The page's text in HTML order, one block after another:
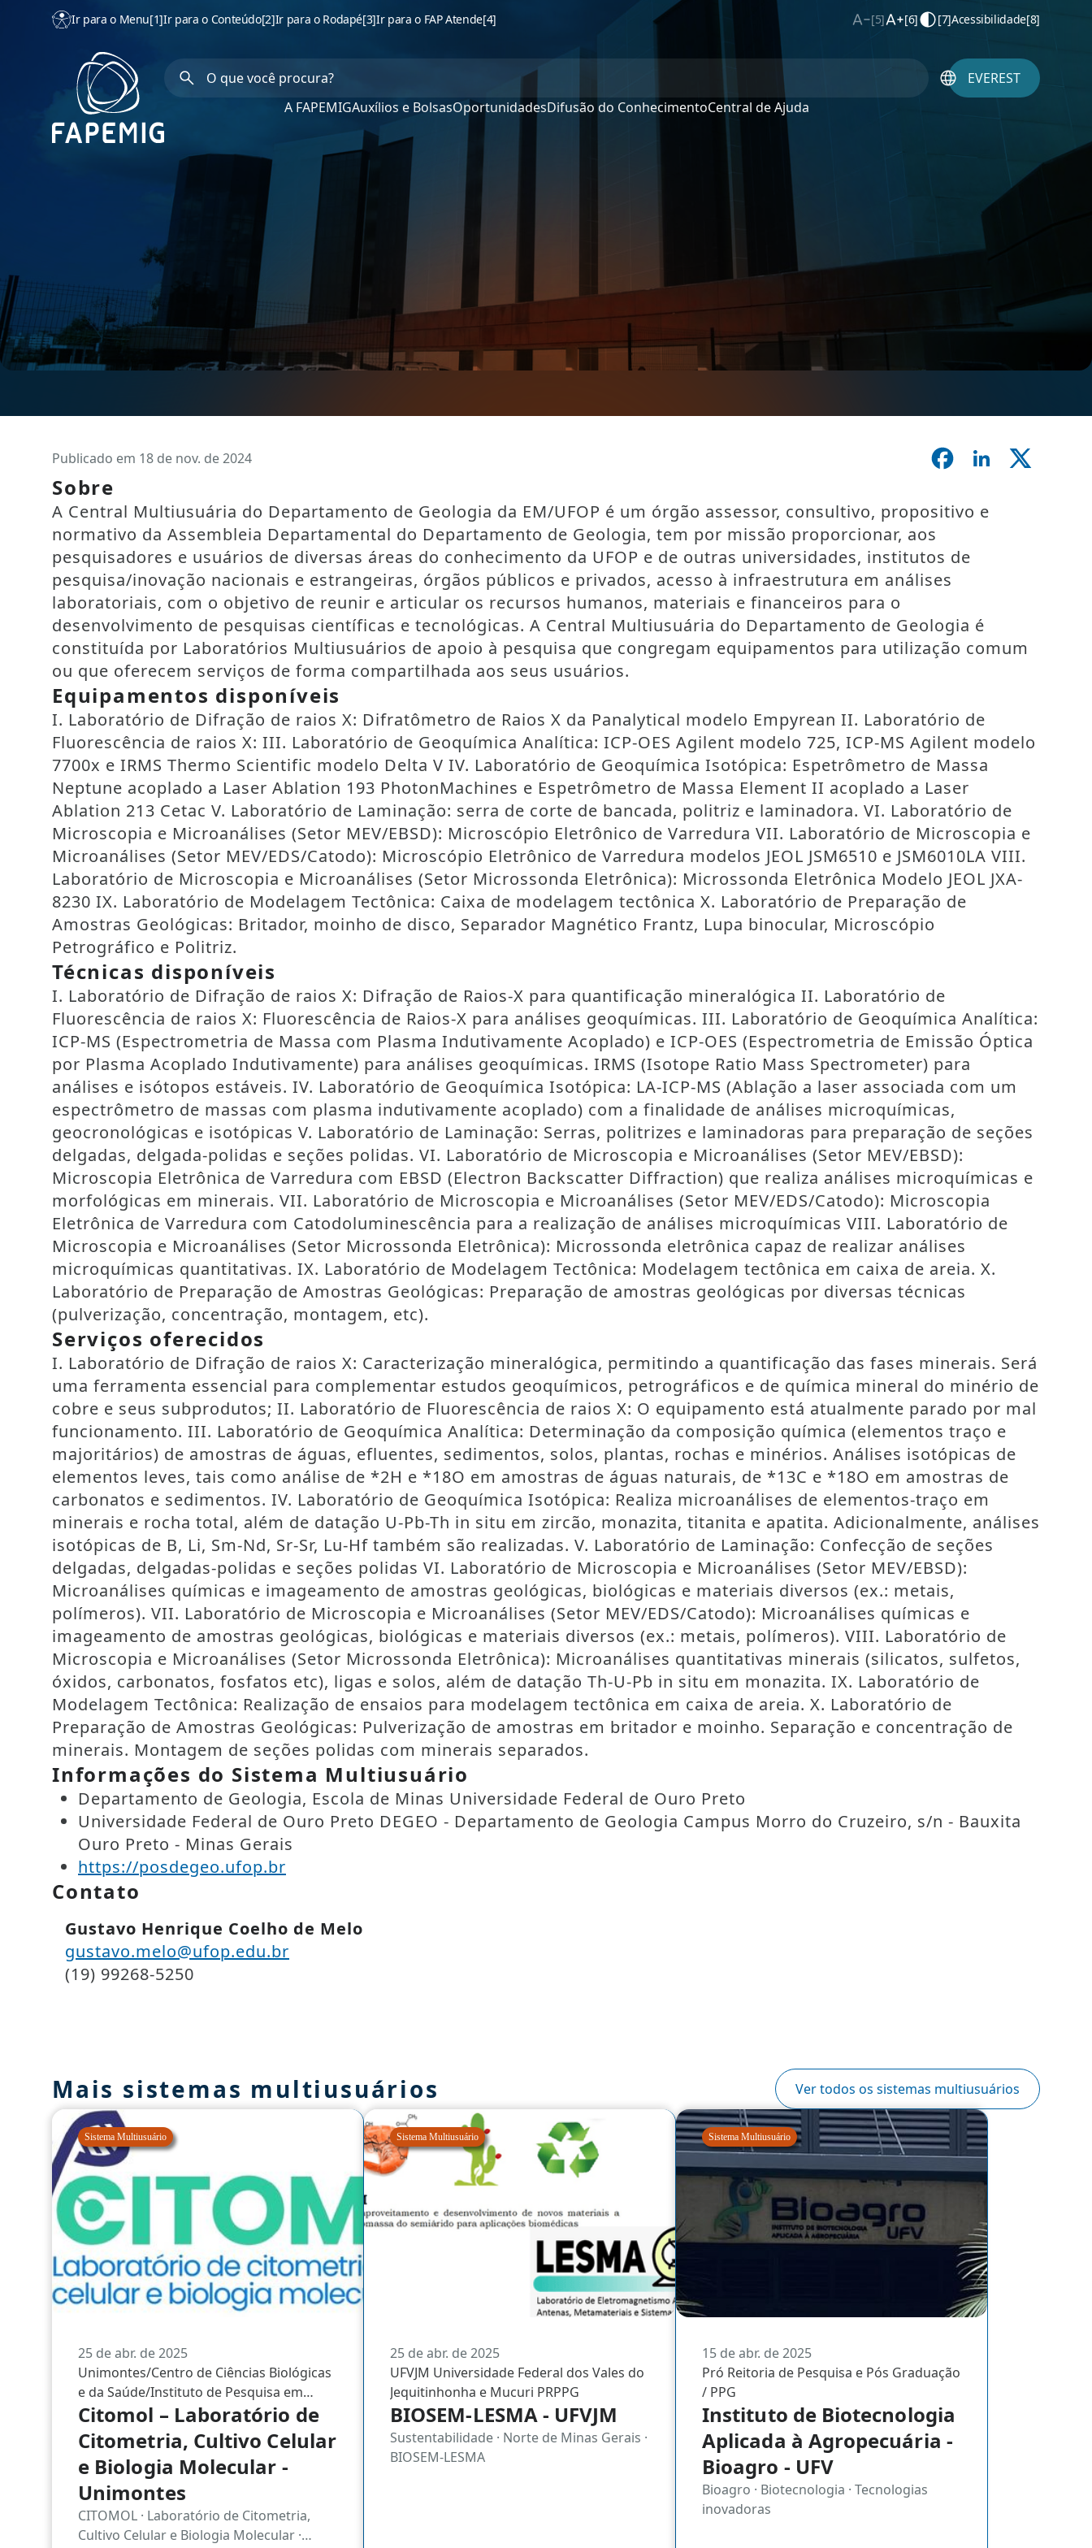
Ir para o Menu[1]Ir para o Conteúdo[2]Ir para o Rodapé[3]Ir para o FAP Atende[4] [5] [6] [7]Acessibilidade[8]
A FAPEMIGAuxílios e BolsasOportunidadesDifusão do ConhecimentoCentral de Ajuda
EVEREST
Publicado em 18 de nov. de 2024
Sobre
A Central Multiusuária do Departamento de Geologia da EM/UFOP é um órgão assessor, consultivo, propositivo e
normativo da Assembleia Departamental do Departamento de Geologia, tem por missão proporcionar, aos
pesquisadores e usuários de diversas áreas do conhecimento da UFOP e de outras universidades, institutos de
pesquisa/inovação nacionais e estrangeiras, órgãos públicos e privados, acesso à infraestrutura em análises
laboratoriais, com o objetivo de reunir e articular os recursos humanos, materiais e financeiros para o
desenvolvimento de pesquisas científicas e tecnológicas. A Central Multiusuária do Departamento de Geologia é
constituída por Laboratórios Multiusuários de apoio à pesquisa que congregam equipamentos para utilização comum
ou que oferecem serviços de forma compartilhada aos seus usuários.
Equipamentos disponíveis
I. Laboratório de Difração de raios X: Difratômetro de Raios X da Panalytical modelo Empyrean II. Laboratório de
Fluorescência de raios X: III. Laboratório de Geoquímica Analítica: ICP-OES Agilent modelo 725, ICP-MS Agilent modelo
7700x e IRMS Thermo Scientific modelo Delta V IV. Laboratório de Geoquímica Isotópica: Espetrômetro de Massa
Neptune acoplado a Laser Ablation 193 PhotonMachines e Espetrômetro de Massa Element II acoplado a Laser
Ablation 213 Cetac V. Laboratório de Laminação: serra de corte de bancada, politriz e laminadora. VI. Laboratório de
Microscopia e Microanálises (Setor MEV/EBSD): Microscópio Eletrônico de Varredura VII. Laboratório de Microscopia e
Microanálises (Setor MEV/EDS/Catodo): Microscópio Eletrônico de Varredura modelos JEOL JSM6510 e JSM6010LA VIII.
Laboratório de Microscopia e Microanálises (Setor Microssonda Eletrônica): Microssonda Eletrônica Modelo JEOL JXA-
8230 IX. Laboratório de Modelagem Tectônica: Caixa de modelagem tectônica X. Laboratório de Preparação de
Amostras Geológicas: Britador, moinho de disco, Separador Magnético Frantz, Lupa binocular, Microscópio
Petrográfico e Politriz.
Técnicas disponíveis
I. Laboratório de Difração de raios X: Difração de Raios-X para quantificação mineralógica II. Laboratório de
Fluorescência de raios X: Fluorescência de Raios-X para análises geoquímicas. III. Laboratório de Geoquímica Analítica:
ICP-MS (Espectrometria de Massa com Plasma Indutivamente Acoplado) e ICP-OES (Espectrometria de Emissão Óptica
por Plasma Acoplado Indutivamente) para análises geoquímicas. IRMS (Isotope Ratio Mass Spectrometer) para
análises e isótopos estáveis. IV. Laboratório de Geoquímica Isotópica: LA-ICP-MS (Ablação a laser associada com um
espectrômetro de massas com plasma indutivamente acoplado) com a finalidade de análises microquímicas,
geocronológicas e isotópicas V. Laboratório de Laminação: Serras, politrizes e laminadoras para preparação de seções
delgadas, delgada-polidas e seções polidas. VI. Laboratório de Microscopia e Microanálises (Setor MEV/EBSD):
Microscopia Eletrônica de Varredura com EBSD (Electron Backscatter Diffraction) que realiza análises microquímicas e
morfológicas em minerais. VII. Laboratório de Microscopia e Microanálises (Setor MEV/EDS/Catodo): Microscopia
Eletrônica de Varredura com Catodoluminescência para a realização de análises microquímicas VIII. Laboratório de
Microscopia e Microanálises (Setor Microssonda Eletrônica): Microssonda eletrônica capaz de realizar análises
microquímicas quantitativas. IX. Laboratório de Modelagem Tectônica: Modelagem tectônica em caixa de areia. X.
Laboratório de Preparação de Amostras Geológicas: Preparação de amostras geológicas por diversas técnicas
(pulverização, concentração, montagem, etc).
Serviços oferecidos
I. Laboratório de Difração de raios X: Caracterização mineralógica, permitindo a quantificação das fases minerais. Será
uma ferramenta essencial para complementar estudos geoquímicos, petrográficos e de química mineral do minério de
cobre e seus subprodutos; II. Laboratório de Fluorescência de raios X: O equipamento está atualmente parado por mal
funcionamento. III. Laboratório de Geoquímica Analítica: Determinação da composição química (elementos traço e
majoritários) de amostras de águas, efluentes, sedimentos, solos, plantas, rochas e minérios. Análises isotópicas de
elementos leves, tais como análise de *2H e *18O em amostras de águas naturais, de *13C e *18O em amostras de
carbonatos e sedimentos. IV. Laboratório de Geoquímica Isotópica: Realiza microanálises de elementos-traço em
minerais e rocha total, além de datação U-Pb-Th in situ em zircão, monazita, titanita e apatita. Adicionalmente, análises
isotópicas de B, Li, Sm-Nd, Sr-Sr, Lu-Hf também são realizadas. V. Laboratório de Laminação: Confecção de seções
delgadas, delgadas-polidas e seções polidas VI. Laboratório de Microscopia e Microanálises (Setor MEV/EBSD):
Microanálises químicas e imageamento de amostras geológicas, biológicas e materiais diversos (ex.: metais,
polímeros). VII. Laboratório de Microscopia e Microanálises (Setor MEV/EDS/Catodo): Microanálises químicas e
imageamento de amostras geológicas, biológicas e materiais diversos (ex.: metais, polímeros). VIII. Laboratório de
Microscopia e Microanálises (Setor Microssonda Eletrônica): Microanálises quantitativas minerais (silicatos, sulfetos,
óxidos, carbonatos, fosfatos etc), ligas e solos, além de datação Th-U-Pb in situ em monazita. IX. Laboratório de
Modelagem Tectônica: Realização de ensaios para modelagem tectônica em caixa de areia. X. Laboratório de
Preparação de Amostras Geológicas: Pulverização de amostras em britador e moinho. Separação e concentração de
minerais. Montagem de seções polidas com minerais separados.
Informações do Sistema Multiusuário
Departamento de Geologia, Escola de Minas Universidade Federal de Ouro Preto
Universidade Federal de Ouro Preto DEGEO - Departamento de Geologia Campus Morro do Cruzeiro, s/n - Bauxita
Ouro Preto - Minas Gerais
https://posdegeo.ufop.br
Contato
Gustavo Henrique Coelho de Melo
gustavo.melo@ufop.edu.br
(19) 99268-5250
Mais sistemas multiusuários Ver todos os sistemas multiusuários
Sistema Multiusuário
25 de abr. de 2025
Unimontes/Centro de Ciências Biológicas
e da Saúde/Instituto de Pesquisa em
Saúde
Citomol – Laboratório de
Citometria, Cultivo Celular
e Biologia Molecular -
Unimontes
CITOMOL · Laboratório de Citometria,
Cultivo Celular e Biologia Molecular ·
Sistema Multiusuário
25 de abr. de 2025
UFVJM Universidade Federal dos Vales do
Jequitinhonha e Mucuri PRPPG
BIOSEM-LESMA - UFVJM
Sustentabilidade · Norte de Minas Gerais ·
BIOSEM-LESMA
Sistema Multiusuário
15 de abr. de 2025
Pró Reitoria de Pesquisa e Pós Graduação
/ PPG
Instituto de Biotecnologia
Aplicada à Agropecuária -
Bioagro - UFV
Bioagro · Biotecnologia · Tecnologias
inovadoras